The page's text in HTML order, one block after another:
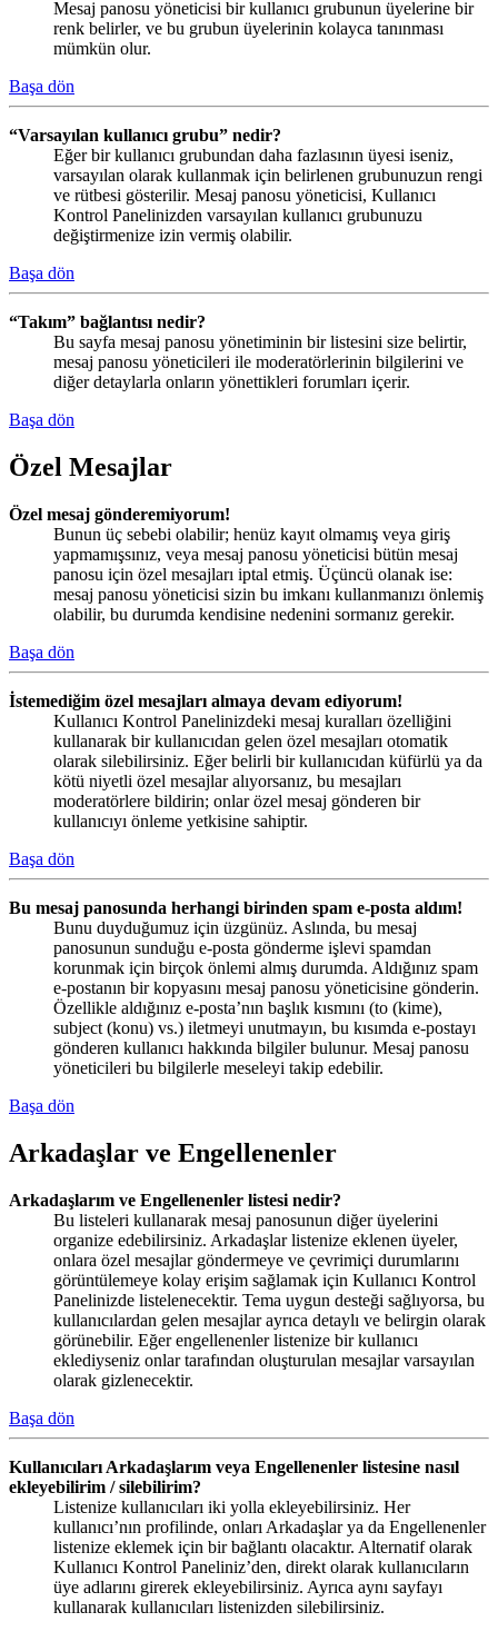
Mesaj panosu yöneticisi bir kullanıcı grubunun üyelerine bir
renk belirler, ve bu grubun üyelerinin kolayca tanınması
mümkün olur.
Başa dön
“Varsayılan kullanıcı grubu” nedir?
Eğer bir kullanıcı grubundan daha fazlasının üyesi iseniz,
varsayılan olarak kullanmak için belirlenen grubunuzun rengi
ve rütbesi gösterilir. Mesaj panosu yöneticisi, Kullanıcı
Kontrol Panelinizden varsayılan kullanıcı grubunuzu
değiştirmenize izin vermiş olabilir.
Başa dön
“Takım” bağlantısı nedir?
Bu sayfa mesaj panosu yönetiminin bir listesini size belirtir,
mesaj panosu yöneticileri ile moderatörlerinin bilgilerini ve
diğer detaylarla onların yönettikleri forumları içerir.
Başa dön
Özel Mesajlar
Özel mesaj gönderemiyorum!
Bunun üç sebebi olabilir; henüz kayıt olmamış veya giriş
yapmamışsınız, veya mesaj panosu yöneticisi bütün mesaj
panosu için özel mesajları iptal etmiş. Üçüncü olanak ise:
mesaj panosu yöneticisi sizin bu imkanı kullanmanızı önlemiş
olabilir, bu durumda kendisine nedenini sormanız gerekir.
Başa dön
İstemediğim özel mesajları almaya devam ediyorum!
Kullanıcı Kontrol Panelinizdeki mesaj kuralları özelliğini
kullanarak bir kullanıcıdan gelen özel mesajları otomatik
olarak silebilirsiniz. Eğer belirli bir kullanıcıdan küfürlü ya da
kötü niyetli özel mesajlar alıyorsanız, bu mesajları
moderatörlere bildirin; onlar özel mesaj gönderen bir
kullanıcıyı önleme yetkisine sahiptir.
Başa dön
Bu mesaj panosunda herhangi birinden spam e-posta aldım!
Bunu duyduğumuz için üzgünüz. Aslında, bu mesaj
panosunun sunduğu e-posta gönderme işlevi spamdan
korunmak için birçok önlemi almış durumda. Aldığınız spam
e-postanın bir kopyasını mesaj panosu yöneticisine gönderin.
Özellikle aldığınız e-posta’nın başlık kısmını (to (kime),
subject (konu) vs.) iletmeyi unutmayın, bu kısımda e-postayı
gönderen kullanıcı hakkında bilgiler bulunur. Mesaj panosu
yöneticileri bu bilgilerle meseleyi takip edebilir.
Başa dön
Arkadaşlar ve Engellenenler
Arkadaşlarım ve Engellenenler listesi nedir?
Bu listeleri kullanarak mesaj panosunun diğer üyelerini
organize edebilirsiniz. Arkadaşlar listenize eklenen üyeler,
onlara özel mesajlar göndermeye ve çevrimiçi durumlarını
görüntülemeye kolay erişim sağlamak için Kullanıcı Kontrol
Panelinizde listelenecektir. Tema uygun desteği sağlıyorsa, bu
kullanıcılardan gelen mesajlar ayrıca detaylı ve belirgin olarak
görünebilir. Eğer engellenenler listenize bir kullanıcı
eklediyseniz onlar tarafından oluşturulan mesajlar varsayılan
olarak gizlenecektir.
Başa dön
Kullanıcıları Arkadaşlarım veya Engellenenler listesine nasıl
ekleyebilirim / silebilirim?
Listenize kullanıcıları iki yolla ekleyebilirsiniz. Her
kullanıcı’nın profilinde, onları Arkadaşlar ya da Engellenenler
listenize eklemek için bir bağlantı olacaktır. Alternatif olarak
Kullanıcı Kontrol Paneliniz’den, direkt olarak kullanıcıların
üye adlarını girerek ekleyebilirsiniz. Ayrıca aynı sayfayı
kullanarak kullanıcıları listenizden silebilirsiniz.